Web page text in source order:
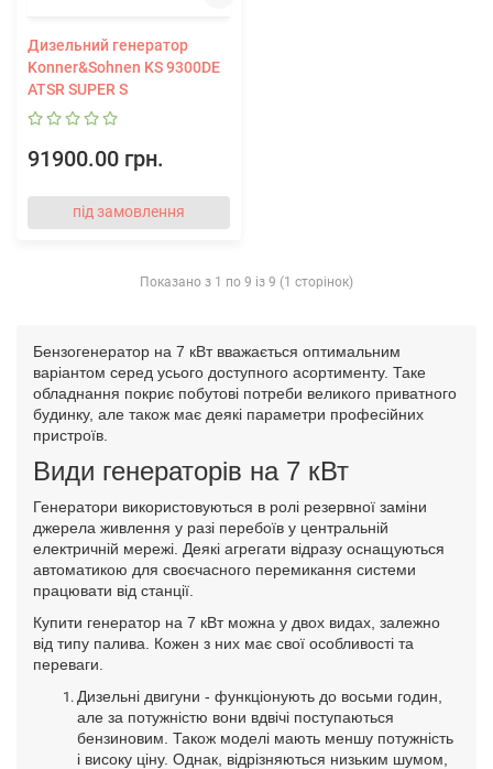
Дизельний генератор
Konner&Sohnen KS 9300DE
ATSR SUPER S
91900.00 грн.
під замовлення
Показано з 1 по 9 із 9 (1 сторінок)
Бензогенератор на 7 кВт вважається оптимальним
варіантом серед усього доступного асортименту. Таке
обладнання покриє побутові потреби великого приватного
будинку, але також має деякі параметри професійних
пристроїв.
Види генераторів на 7 кВт
Генератори використовуються в ролі резервної заміни
джерела живлення у разі перебоїв у центральній
електричній мережі. Деякі агрегати відразу оснащуються
автоматикою для своєчасного перемикання системи
працювати від станції.
Купити генератор на 7 кВт можна у двох видах, залежно
від типу палива. Кожен з них має свої особливості та
переваги.
Дизельні двигуни - функціонують до восьми годин,
але за потужністю вони вдвічі поступаються
бензиновим. Також моделі мають меншу потужність
і високу ціну. Однак, відрізняються низьким шумом,